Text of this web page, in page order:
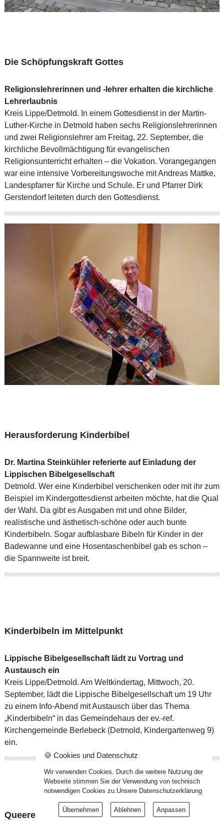
Die Schöpfungskraft Gottes
Religionslehrerinnen und -lehrer erhalten die kirchliche
Lehrerlaubnis
Kreis Lippe/Detmold. In einem Gottesdienst in der Martin-
Luther-Kirche in Detmold haben sechs Religionslehrerinnen
und zwei Religionslehrer am Freitag, 22. September, die
kirchliche Bevollmächtigung für evangelischen
Religionsunterricht erhalten – die Vokation. Vorangegangen
war eine intensive Vorbereitungswoche mit Andreas Mattke,
Landespfarrer für Kirche und Schule. Er und Pfarrer Dirk
Gerstendorf leiteten durch den Gottesdienst.
Herausforderung Kinderbibel
Dr. Martina Steinkühler referierte auf Einladung der
Lippischen Bibelgesellschaft
Detmold. Wer eine Kinderbibel verschenken oder mit ihr zum
Beispiel im Kindergottesdienst arbeiten möchte, hat die Qual
der Wahl. Da gibt es Ausgaben mit und ohne Bilder,
realistische und ästhetisch-schöne oder auch bunte
Kinderbibeln. Sogar aufblasbare Bibeln für Kinder in der
Badewanne und eine Hosentaschenbibel gab es schon –
die Spannweite ist breit.
Kinderbibeln im Mittelpunkt
Lippische Bibelgesellschaft lädt zu Vortrag und
Austausch ein
Kreis Lippe/Detmold. Am Weltkindertag, Mittwoch, 20.
September, lädt die Lippische Bibelgesellschaft um 19 Uhr
zu einem Info-Abend mit Austausch über das Thema
„Kinderbibeln“ in das Gemeindehaus der ev.-ref.
Kirchengemeinde Berlebeck (Detmold, Kindergartenweg 9)
ein.
Queere und diverse Jugendarbeit
🍪 Cookies und Datenschutz
Wir verwenden Cookies. Durch die weitere Nutzung der
Webseite stimmen Sie der Verwendung von technisch
notwendigen Cookies zu.Unsere Datenschutzerklärung
Übernehmen Ablehnen Anpassen